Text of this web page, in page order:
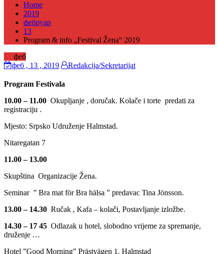
Home
2019
фебруар
13
Program & info „Festival Žena“ 2019
феб
феб , 13 , 2019 Redakcija/Sekretarijat
Program Festivala
10.00 – 11.00 Okupljanje , doručak. Kolače i torte predati za
registraciju .
Mjesto: Srpsko Udruženje Halmstad.
Nitaregatan 7
11.00 – 13.00
Skupština Organizacije Žena.
Seminar ” Bra mat för Bra hälsa ” predavac Tina Jönsson.
13.00 – 14.30 Ručak , Kafa – kolači, Postavljanje izložbe.
14.30 – 17 45 Odlazak u hotel, slobodno vrijeme za spremanje,
druženje …
Hotel ”Good Morning” Prästvägen 1, Halmstad